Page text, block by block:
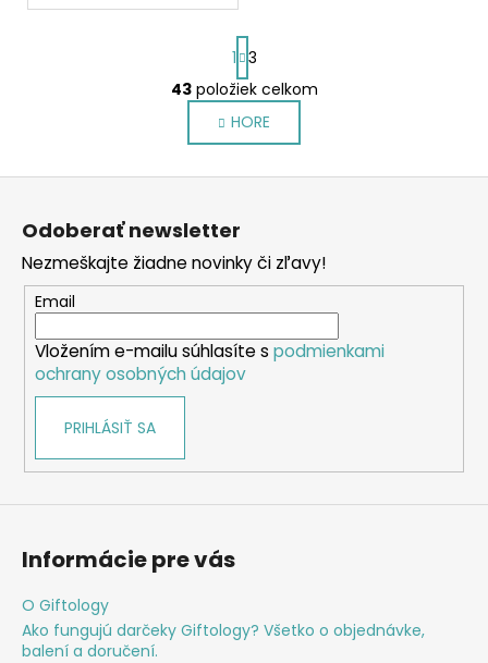
O
v
l
á
i
e
p
r
v
k
i
S
t
r
á
n
k
o
i
e
1 3
43položiek celkom
HORE
Odoberať newsletter
Nezmeškajte žiadne novinky či zľavy!
Email
Vložením e-mailu súhlasíte s podmienkami
ochrany osobných údajov
PRIHLÁSIŤ SA
Informácie pre vás
O Giftology
Ako fungujú darčeky Giftology? Všetko o objednávke,
balení a doručení.